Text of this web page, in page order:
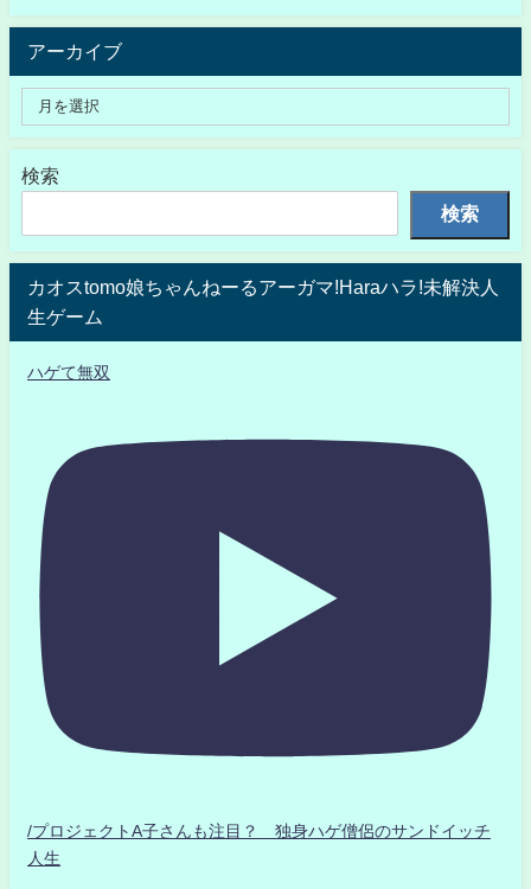
アーカイブ
検索
検索
カオスtomo娘ちゃんねーるアーガマ!Haraハラ!未解決人
生ゲーム
ハゲて無双
/プロジェクトA子さんも注目？ 独身ハゲ僧侶のサンドイッチ
人生